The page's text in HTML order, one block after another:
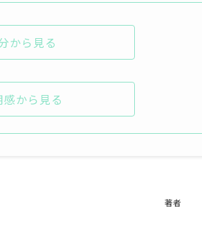
から見る
感から見る
著者